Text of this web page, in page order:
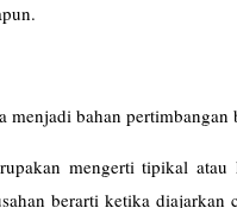
bahan
mengerti tipikal
berarti ketika